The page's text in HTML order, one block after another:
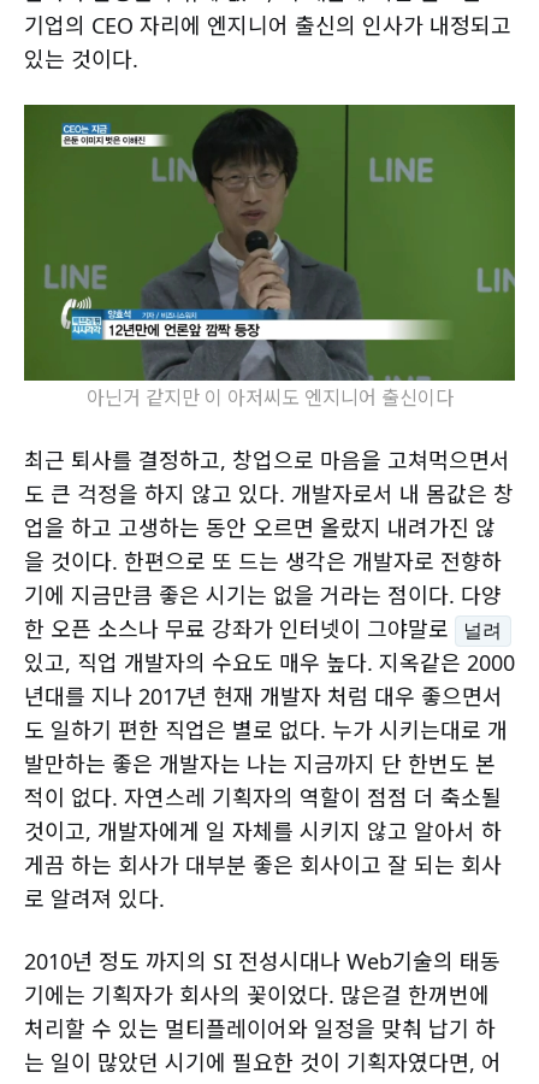
기업의 CEO 자리에 엔지니어 출신의 인사가 내정되고
있는 것이다.
아닌거 같지만 이 아저씨도 엔지니어 출신이다
최근 퇴사를 결정하고, 창업으로 마음을 고쳐먹으면서
도 큰 걱정을 하지 않고 있다. 개발자로서 내 몸값은 창
업을 하고 고생하는 동안 오르면 올랐지 내려가진 않
을 것이다. 한편으로 또 드는 생각은 개발자로 전향하
기에 지금만큼 좋은 시기는 없을 거라는 점이다. 다양
한 오픈 소스나 무료 강좌가 인터넷이 그야말로
널려
있고, 직업 개발자의 수요도 매우 높다. 지옥같은 2000
년대를 지나 2017년 현재 개발자 처럼 대우 좋으면서
도 일하기 편한 직업은 별로 없다. 누가 시키는대로 개
발만하는 좋은 개발자는 나는 지금까지 단 한번도 본
적이 없다. 자연스레 기획자의 역할이 점점 더 축소될
것이고, 개발자에게 일 자체를 시키지 않고 알아서 하
게끔 하는 회사가 대부분 좋은 회사이고 잘 되는 회사
로 알려져 있다.
2010년 정도 까지의 SI 전성시대나 Web기술의 태동
기에는 기획자가 회사의 꽃이었다. 많은걸 한꺼번에
처리할 수 있는 멀티플레이어와 일정을 맞춰 납기 하
는 일이 많았던 시기에 필요한 것이 기획자였다면, 어